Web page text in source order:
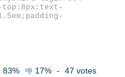
83% 17% - 47 votes